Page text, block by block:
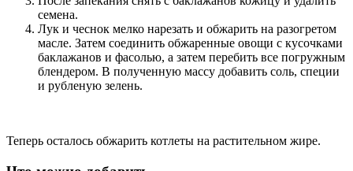
семена.
Лук и чеснок мелко нарезать и обжарить на разогретом
масле. Затем соединить обжаренные овощи с кусочками
баклажанов и фасолью, а затем перебить все погружным
блендером. В полученную массу добавить соль, специи
и рубленую зелень.
Теперь осталось обжарить котлеты на растительном жире.